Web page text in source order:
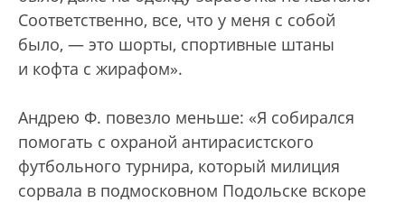
Соответственно, все, что у меня с собой
было, — это шорты, спортивные штаны
и кофта с жирафом».
Андрею Ф. повезло меньше: «Я собирался
помогать с охраной антирасистского
футбольного турнира, который милиция
сорвала в подмосковном Подольске вскоре